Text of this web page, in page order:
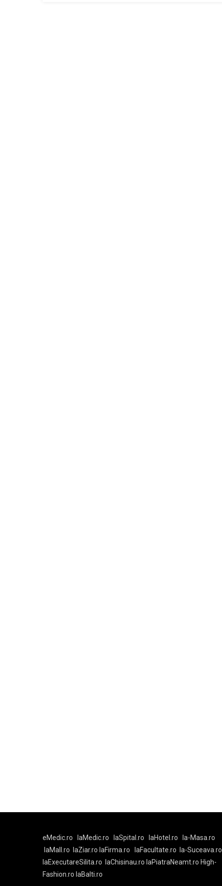
eMedic.ro laMedic.ro laSpital.ro laHotel.ro
la-Masa.ro
laMall.ro
laZiar.ro laFirma.ro laFacultate.ro
la-Suceava.ro
laExecutareSilita.ro
laChisinau.ro laPiatraNeamt.ro High-
Fashion.ro laBalti.ro